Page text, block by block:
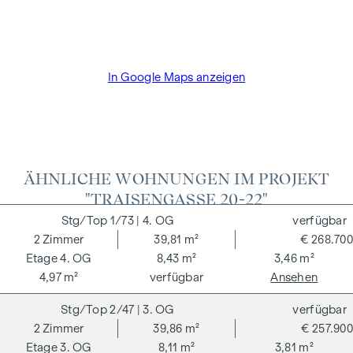
In Google Maps anzeigen
ÄHNLICHE WOHNUNGEN IM PROJEKT
"TRAISENGASSE 20-22"
1/73 | 4. OG
4. OG
2 Zimmer
39,81 m²
8,43 m²
3,46 m²
4,97 m²
€ 268.700
verfügbar
verfügbar
Ansehen
2/47 | 3. OG
3. OG
2 Zimmer
39,86 m²
8,11 m²
3,81 m²
€ 257.900
verfügbar